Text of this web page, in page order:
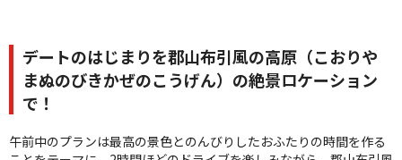
デートのはじまりを郡山布引風の高原（こおりや
まぬのびきかぜのこうげん）の絶景ロケーション
で！
午前中のプランは最高の景色とのんびりしたおふたりの時間を作る